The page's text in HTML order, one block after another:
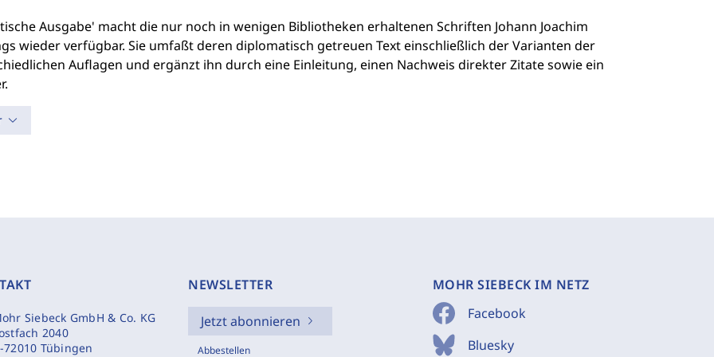
Ausgabe' macht die nur noch in wenigen Bibliotheken erhaltenen Schriften Johann Joachim
wieder verfügbar. Sie umfaßt deren diplomatisch getreuen Text einschließlich der Varianten der
Auflagen und ergänzt ihn durch eine Einleitung, einen Nachweis direkter Zitate sowie ein
Siebeck GmbH & Co. KG
2040
72010 Tübingen
NEWSLETTER
Jetzt abonnieren
Abbestellen
MOHR SIEBECK IM NETZ
Facebook
Bluesky